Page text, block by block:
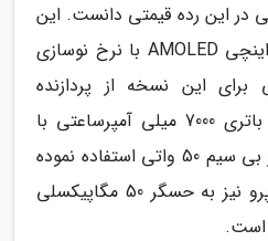
در این رده قیمتی دانست. این
مدل دارای نمایشگر 6.83 اینچی AMOLED با نرخ نوسازی
برای این نسخه از پردازنده
پرچمدار دایمنسیتی 9500، باتری 7000 میلی آمپرساعتی با
شارژ سریع 100 واتی و شارژ بی سیم 50 واتی استفاده نموده
است. دوربین اصلی 17T پرو نیز به حسگر 50 مگاپیکسلی